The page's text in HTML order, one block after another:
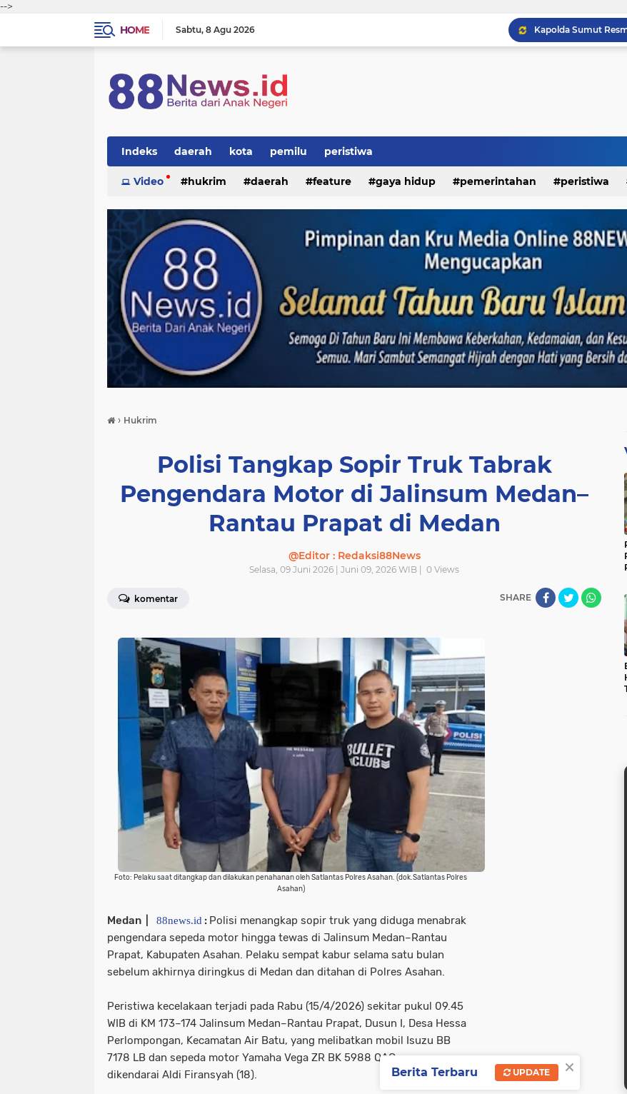
-->
HOME
Sabtu 8 Agu 2026
Kapolda Sumut
Indeks daerah kota pemilu peristiwa
Video hukrim daerah feature gaya hidup pemerintahan peristiwa
› Hukrim
Polisi Tangkap Sopir Truk Tabrak
Pengendara Motor di Jalinsum Medan–
Rantau Prapat di Medan
@Editor : Redaksi88News
Selasa, 09 Juni 2026 | Juni 09, 2026 WIB | 0 Views
komentar SHARE
Foto: Pelaku saat ditangkap dan dilakukan penahanan oleh Satlantas Polres Asahan. (dok.Satlantas Polres
Asahan)
Medan | 88news.id : Polisi menangkap sopir truk yang diduga menabrak
pengendara sepeda motor hingga tewas di Jalinsum Medan–Rantau
Prapat, Kabupaten Asahan. Pelaku sempat kabur selama satu bulan
sebelum akhirnya diringkus di Medan dan ditahan di Polres Asahan.
Peristiwa kecelakaan terjadi pada Rabu (15/4/2026) sekitar pukul 09.45
WIB di KM 173–174 Jalinsum Medan–Rantau Prapat, Dusun I, Desa Hessa
Perlompongan, Kecamatan Air Batu, yang melibatkan mobil Isuzu BB
7178 LB dan sepeda motor Yamaha Vega ZR BK 5988 QAC yang
dikendarai Aldi Firansyah (18).
×
Berita Terbaru UPDATE